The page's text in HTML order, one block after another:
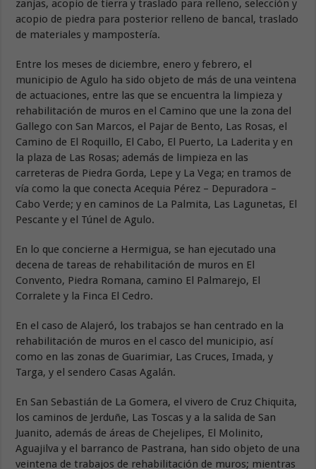
zanjas, acopio de tierra y traslado para relleno, selección y
acopio de piedra para posterior relleno de bancal, traslado
de materiales y mampostería.
Entre los meses de diciembre, enero y febrero, el
municipio de Agulo ha sido objeto de más de una veintena
de actuaciones, entre las que se encuentra la limpieza y
rehabilitación de muros en el Camino que une la zona del
Gallego con San Marcos, el Pajar de Bento, Las Rosas, el
Camino de El Roquillo, El Cabo, El Puerto, La Laderita y en
la plaza de Las Rosas; además de limpieza en las
carreteras de Piedra Gorda, Lepe y La Vega; en tramos de
vía como la que conecta Acequia Pérez – Depuradora –
Cabo Verde; y en caminos de La Palmita, Las Lagunetas, El
Pescante y el Túnel de Agulo.
En lo que concierne a Hermigua, se han ejecutado una
decena de tareas de rehabilitación de muros en El
Convento, Piedra Romana, camino El Palmarejo, El
Corralete y la Finca El Cedro.
En el caso de Alajeró, los trabajos se han centrado en la
rehabilitación de muros en el casco del municipio, así
como en las zonas de Guarimiar, Las Cruces, Imada, y
Targa, y el sendero Casas Agalán.
En San Sebastián de La Gomera, el vivero de Cruz Chiquita,
los caminos de Jerduñe, Las Toscas y a la salida de San
Juanito, además de áreas de Chejelipes, El Molinito,
Aguajilva y el barranco de Pastrana, han sido objeto de una
veintena de trabajos de rehabilitación de muros; mientras